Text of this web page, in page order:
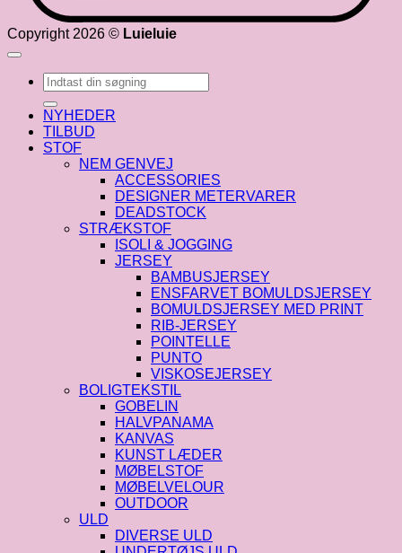
Copyright 2026 © Luieluie
Søg
efter:
NYHEDER
TILBUD
STOF
NEM GENVEJ
ACCESSORIES
DESIGNER METERVARER
DEADSTOCK
STRÆKSTOF
ISOLI & JOGGING
JERSEY
BAMBUSJERSEY
ENSFARVET BOMULDSJERSEY
BOMULDSJERSEY MED PRINT
RIB-JERSEY
POINTELLE
PUNTO
VISKOSEJERSEY
BOLIGTEKSTIL
GOBELIN
HALVPANAMA
KANVAS
KUNST LÆDER
MØBELSTOF
MØBELVELOUR
OUTDOOR
ULD
DIVERSE ULD